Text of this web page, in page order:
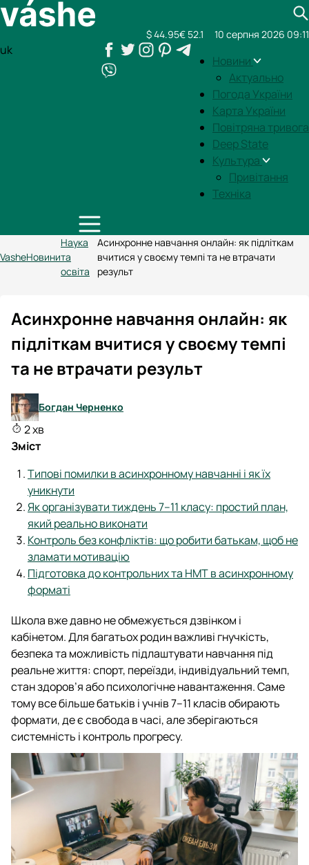
uk
Новини
Актуально
Погода України
Карта України
Повітряна тривога
Deep State
Культура
Привітання
Техніка
$ 44.95€ 52.1 10 серпня 2026 09:11
VasheНовини
Наука
та
освіта
Асинхронне навчання онлайн: як підліткам
вчитися у своєму темпі та не втрачати
результ
Асинхронне навчання онлайн: як
підліткам вчитися у своєму темпі
та не втрачати результ
Богдан Черненко
2 хв
Зміст
Типові помилки в асинхронному навчанні і як їх
уникнути
Як організувати тиждень 7–11 класу: простий план,
який реально виконати
Контроль без конфліктів: що робити батькам, щоб не
зламати мотивацію
Підготовка до контрольних та НМТ в асинхронному
форматі
Школа вже давно не обмежується дзвінком і
кабінетом. Для багатьох родин важливі гнучкість,
безпека та можливість підлаштувати навчання під
реальне життя: спорт, переїзди, індивідуальний темп,
стан здоров’я або психологічне навантаження. Саме
тому все більше батьків і учнів 7–11 класів обирають
формати, де є свобода в часі, але зберігаються
системність і контроль прогресу.